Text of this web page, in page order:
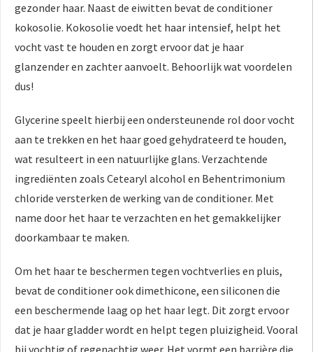
gezonder haar. Naast de eiwitten bevat de conditioner
kokosolie. Kokosolie voedt het haar intensief, helpt het
vocht vast te houden en zorgt ervoor dat je haar
glanzender en zachter aanvoelt. Behoorlijk wat voordelen
dus!
Glycerine speelt hierbij een ondersteunende rol door vocht
aan te trekken en het haar goed gehydrateerd te houden,
wat resulteert in een natuurlijke glans. Verzachtende
ingrediënten zoals Cetearyl alcohol en Behentrimonium
chloride versterken de werking van de conditioner. Met
name door het haar te verzachten en het gemakkelijker
doorkambaar te maken.
Om het haar te beschermen tegen vochtverlies en pluis,
bevat de conditioner ook dimethicone, een siliconen die
een beschermende laag op het haar legt. Dit zorgt ervoor
dat je haar gladder wordt en helpt tegen pluizigheid. Vooral